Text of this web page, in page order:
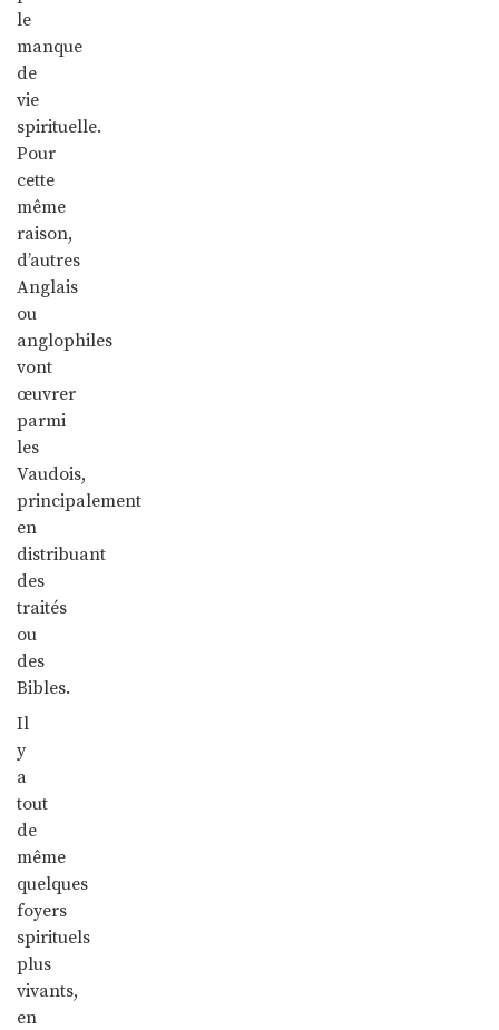
le
manque
de
vie
spirituelle.
Pour
cette
même
raison,
d’autres
Anglais
ou
anglophiles
vont
œuvrer
parmi
les
Vaudois,
principalement
en
distribuant
des
traités
ou
des
Bibles.
Il
y
a
tout
de
même
quelques
foyers
spirituels
plus
vivants,
en